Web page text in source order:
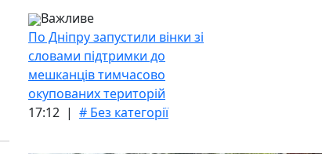
Важливе
По Дніпру запустили вінки зі
словами підтримки до
мешканців тимчасово
окупованих територій
17:12 | # Без категорії